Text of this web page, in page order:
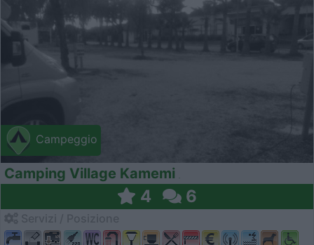
Campeggio
Camping Village Kamemi
4 6